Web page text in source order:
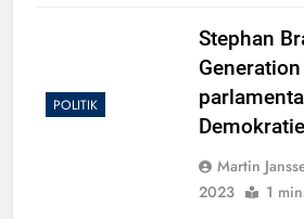
POLITIK
Stephan
Martin
2023
1